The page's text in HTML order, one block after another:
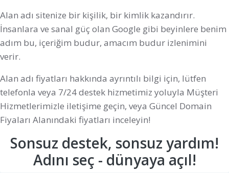
Alan adı sitenize bir kişilik, bir kimlik kazandırır.
İnsanlara ve sanal güç olan Google gibi beyinlere benim
adım bu, içeriğim budur, amacım budur izlenimini
verir.
Alan adı fiyatları hakkında ayrıntılı bilgi için, lütfen
telefonla veya 7/24 destek hizmetimiz yoluyla Müşteri
Hizmetlerimizle iletişime geçin, veya Güncel Domain
Fiyaları Alanındaki fiyatları inceleyin!
Sonsuz destek, sonsuz yardım!
Adını seç - dünyaya açıl!